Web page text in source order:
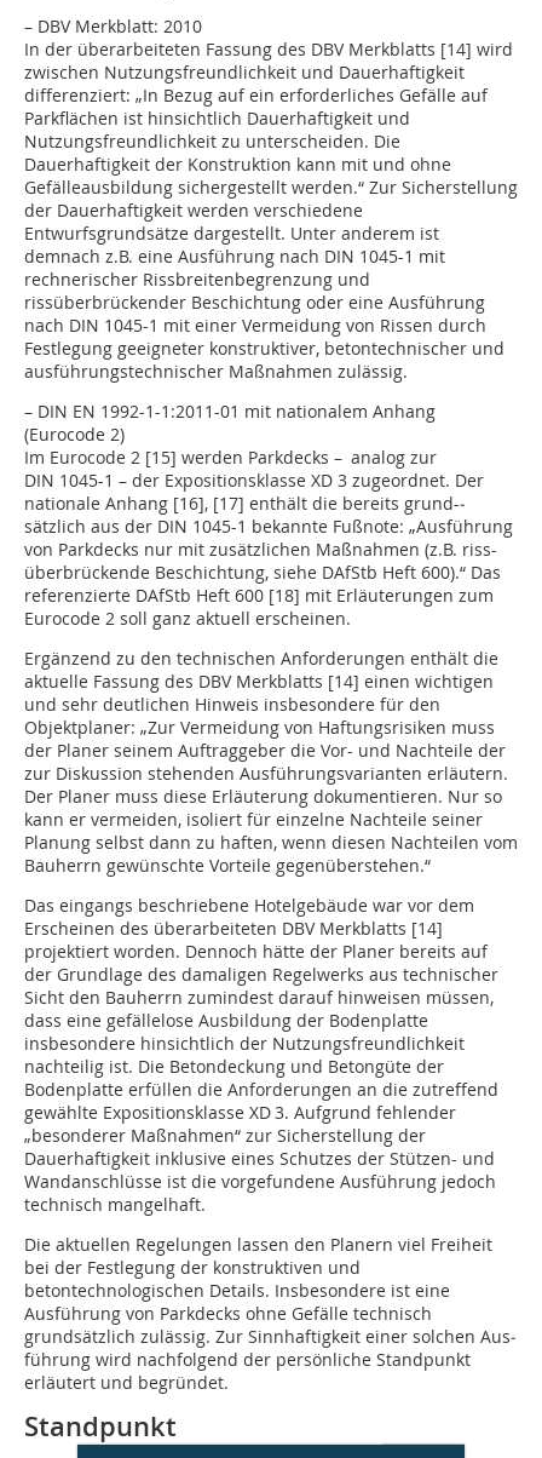
– DBV Merkblatt: 2010
In der überarbeiteten Fassung des DBV Merkblatts [14] wird
zwischen Nutzungsfreundlichkeit und Dauerhaftigkeit
differenziert: „In Bezug auf ein erforderliches Gefälle auf
Parkflächen ist hinsichtlich Dauerhaftigkeit und
Nutzungsfreundlichkeit zu unterscheiden. Die
Dauerhaftigkeit der Konstruktion kann mit und ohne
Gefälleausbildung sichergestellt werden.“ Zur Sicherstellung
der Dauerhaftigkeit werden verschiedene
Entwurfsgrundsätze dargestellt. Unter anderem ist
demnach z.B. eine Ausführung nach DIN 1045-1 mit
rechnerischer Rissbreitenbegrenzung und
rissüberbrückender Beschichtung oder eine Ausführung
nach DIN 1045-1 mit einer Vermeidung von Rissen durch
Festlegung geeigneter konstruktiver, betontechnischer und
ausführungstechnischer Maßnahmen zulässig.
– DIN EN 1992-1-1:2011-01 mit nationalem Anhang
(Eurocode 2)
Im Eurocode 2 [15] werden Parkdecks – analog zur
DIN 1045-1 – der Expositionsklasse XD 3 zugeordnet. Der
nationale Anhang [16], [17] enthält die bereits grund-­
sätzlich aus der DIN 1045-1 bekannte Fußnote: „Ausführung
von Parkdecks nur mit zusätzlichen Maßnahmen (z.B. riss-
überbrückende Beschichtung, siehe DAfStb Heft 600).“ Das
referenzierte DAfStb Heft 600 [18] mit Erläuterungen zum
Eurocode 2 soll ganz aktuell erscheinen.
Ergänzend zu den technischen Anforderungen enthält die
aktuelle Fassung des DBV Merkblatts [14] einen wichtigen
und sehr deutlichen Hinweis insbesondere für den
Objektplaner: „Zur Vermeidung von Haftungsrisiken muss
der Planer seinem Auftraggeber die Vor- und Nachteile der
zur Diskussion stehenden Ausführungsvarianten erläutern.
Der Planer muss diese Erläuterung dokumentieren. Nur so
kann er vermeiden, isoliert für einzelne Nachteile seiner
Planung selbst dann zu haften, wenn diesen Nachteilen vom
Bauherrn gewünschte Vorteile gegenüberstehen.“
Das eingangs beschriebene Hotelgebäude war vor dem
Erscheinen des überarbeiteten DBV Merkblatts [14]
projektiert worden. Dennoch hätte der Planer bereits auf
der Grundlage des damaligen Regelwerks aus technischer
Sicht den Bauherrn zumindest darauf hinweisen müssen,
dass eine gefällelose Aus­bildung der Bodenplatte
insbesondere hinsichtlich der Nutzungsfreund­lichkeit
nachteilig ist. Die Betondeckung und Betongüte der
Bodenplatte erfüllen die Anforderungen an die zutreffend
gewählte Expositionsklasse XD 3. Aufgrund fehlender
„besonderer Maßnahmen“ zur Sicherstellung der
Dauerhaftigkeit inklusive eines Schutzes der Stützen- und
Wandanschlüsse ist die vorgefundene Ausführung jedoch
technisch mangelhaft.
Die aktuellen Regelungen lassen den Planern viel Freiheit
bei der Festlegung der kon­struktiven und
betontechnologischen Details. Insbesondere ist eine
Ausführung von Parkdecks ohne Gefälle technisch
grundsätzlich zulässig. Zur Sinnhaftigkeit einer solchen Aus­­
führung wird nachfolgend der persönliche Standpunkt
erläutert und begründet.
Standpunkt